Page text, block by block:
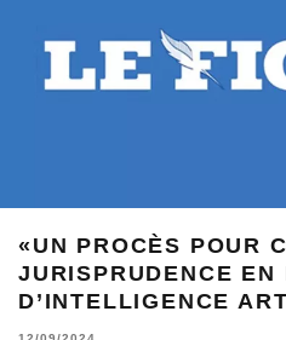
«UN PROCÈS POUR
JURISPRUDENCE EN
D’INTELLIGENCE